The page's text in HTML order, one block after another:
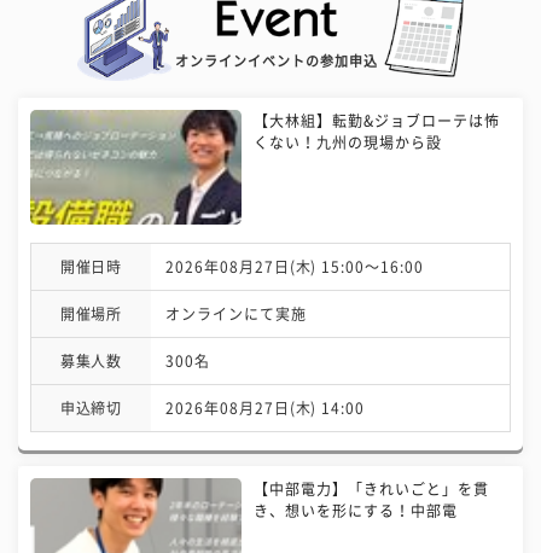
オンラインイベントの参加申込
【大林組】転勤&ジョブローテは怖
くない！九州の現場から設
開催日時 2026年08月27日(木) 15:00〜16:00
開催場所 オンラインにて実施
募集人数 300名
申込締切 2026年08月27日(木) 14:00
【中部電力】「きれいごと」を貫
き、想いを形にする！中部電